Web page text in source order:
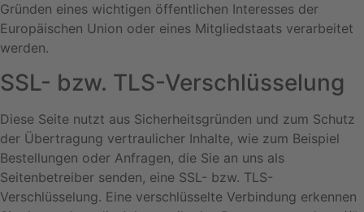
Gründen eines wichtigen öffentlichen Interesses der
Europäischen Union oder eines Mitgliedstaats verarbeitet
werden.
SSL- bzw. TLS-Verschlüsselung
Diese Seite nutzt aus Sicherheitsgründen und zum Schutz
der Übertragung vertraulicher Inhalte, wie zum Beispiel
Bestellungen oder Anfragen, die Sie an uns als
Seitenbetreiber senden, eine SSL- bzw. TLS-
Verschlüsselung. Eine verschlüsselte Verbindung erkennen